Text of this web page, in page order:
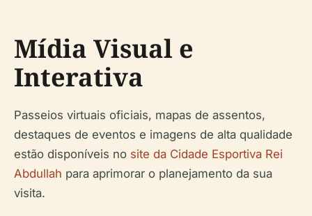
Mídia Visual e
Interativa
Passeios virtuais oficiais, mapas de assentos,
destaques de eventos e imagens de alta qualidade
estão disponíveis no site da Cidade Esportiva Rei
Abdullah para aprimorar o planejamento da sua
visita.